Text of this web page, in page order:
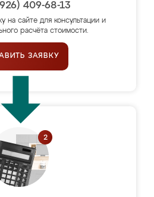
409-68-13
на сайте для консультации и
расчёта стоимости.
ЗАЯВКУ